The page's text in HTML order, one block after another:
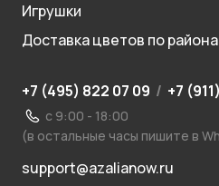
Игрушки
Доставка цветов по
+7 (495) 822 07 09 / +7
с 9:00 - 18:00
(в остальные часы пишите в
support@azalianow.ru